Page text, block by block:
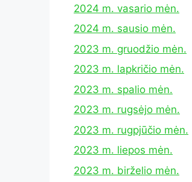
2024 m. vasario mėn.
2024 m. sausio mėn.
2023 m. gruodžio mėn.
2023 m. lapkričio mėn.
2023 m. spalio mėn.
2023 m. rugsėjo mėn.
2023 m. rugpjūčio mėn.
2023 m. liepos mėn.
2023 m. birželio mėn.